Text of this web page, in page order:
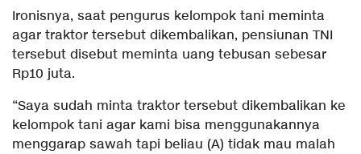
Ironisnya, saat pengurus kelompok tani meminta
agar traktor tersebut dikembalikan, pensiunan TNI
tersebut disebut meminta uang tebusan sebesar
Rp10 juta.
“Saya sudah minta traktor tersebut dikembalikan ke
kelompok tani agar kami bisa menggunakannya
menggarap sawah tapi beliau (A) tidak mau malah